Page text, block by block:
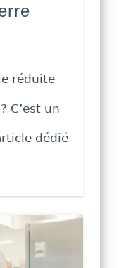
réduite
C’est un
dédié